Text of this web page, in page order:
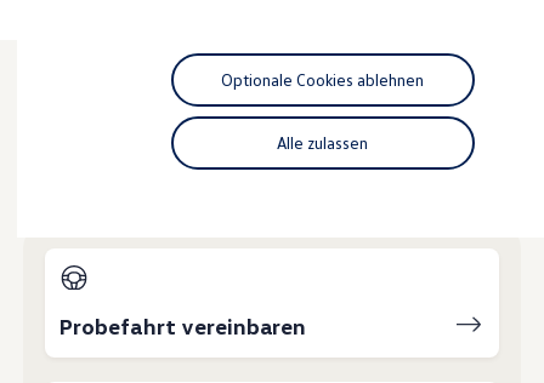
Digitale Extras
Schnittstellen zu Ihrem ID.
Hybridautos
Marke und Erlebnis
Volkswagen R und R Experience
R-Modelle
T-Roc Kollektion
Golf Kollektion
ID. Kollektion
Wie können wir
Probefahrt vereinbaren
Alle zulassen
Optionale Cookies ablehnen